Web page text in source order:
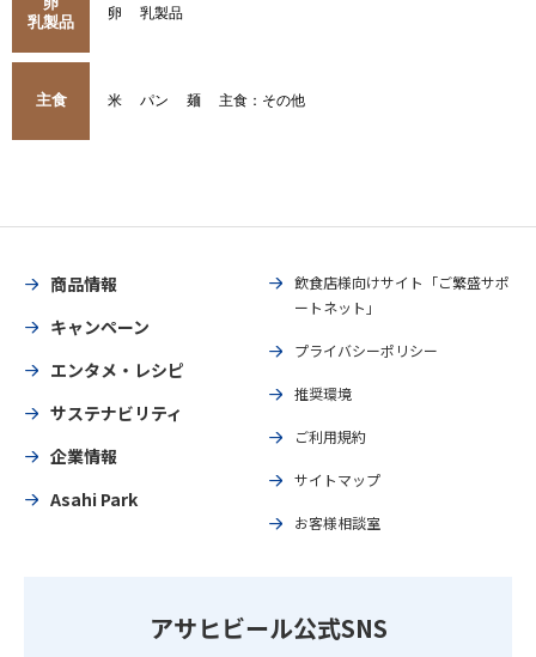
乳製品
卵 乳製品
主食 米 パン 麺 主食：その他
商品情報
キャンペーン
エンタメ・レシピ
サステナビリティ
企業情報
Asahi Park
飲食店様向けサイト「ご繁盛サポ
ートネット」
プライバシーポリシー
推奨環境
ご利用規約
サイトマップ
お客様相談室
アサヒビール公式SNS